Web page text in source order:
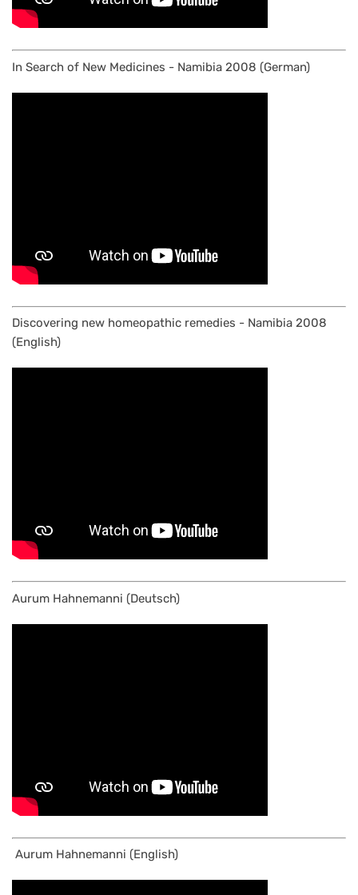
In Search of New Medicines - Namibia 2008 (German)
Discovering new homeopathic remedies - Namibia 2008
(English)
Aurum Hahnemanni (Deutsch)
Aurum Hahnemanni (English)